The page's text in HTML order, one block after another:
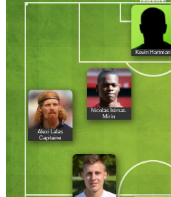
Kevin Hartman
Alexi Lalas
Capitaine
Nicolas Isimat-
Mirin